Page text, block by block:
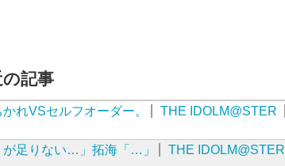
記事
かれVSセルフオーダー。 THE IDOLM@STER
が足りない…」拓海「…」 THE IDOLM@STER